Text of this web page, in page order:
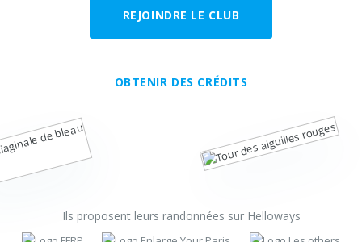
REJOINDRE LE CLUB
OBTENIR DES CRÉDITS
Ils proposent leurs randonnées sur Helloways